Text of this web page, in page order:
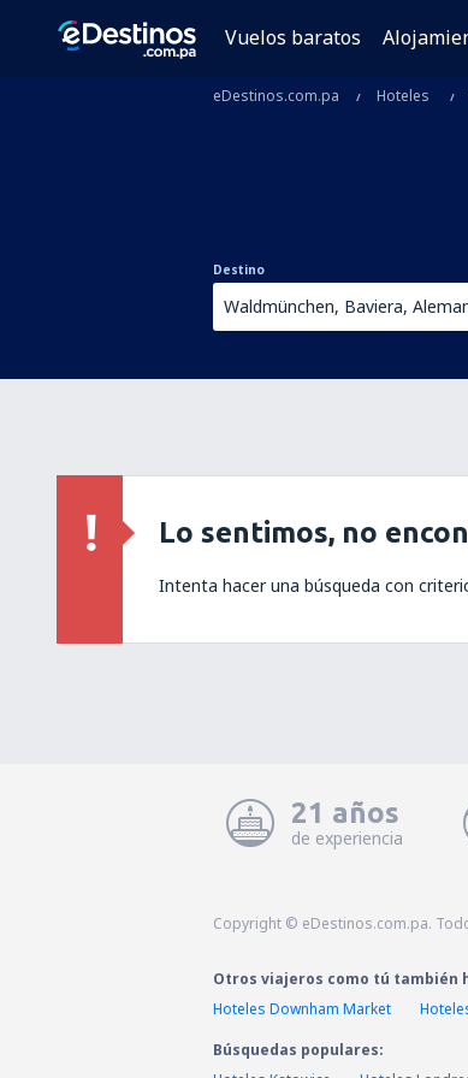
Vuelos baratos
eDestinos.com.pa Hoteles
Destino
Lo sentimos, no
Intenta hacer una búsqueda con
21 años
de experiencia
Copyright © eDestinos.com.pa.
Otros viajeros como tú también
Hoteles Downham Market
Búsquedas populares: